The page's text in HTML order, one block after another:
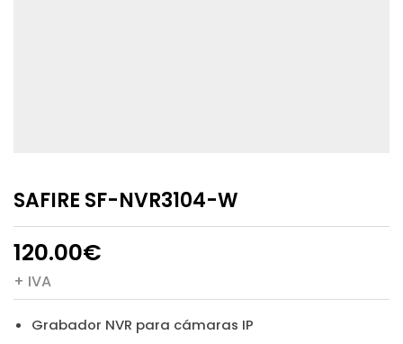
SAFIRE SF-NVR3104-W
120.00€
+ IVA
Grabador NVR para cámaras IP